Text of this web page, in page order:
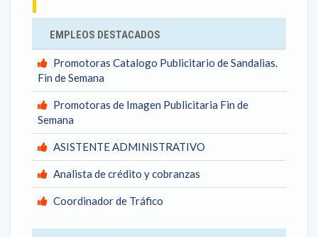
EMPLEOS DESTACADOS
Promotoras Catalogo Publicitario de Sandalias.
Fin de Semana
Promotoras de Imagen Publicitaria Fin de
Semana
ASISTENTE ADMINISTRATIVO
Analista de crédito y cobranzas
Coordinador de Tráfico